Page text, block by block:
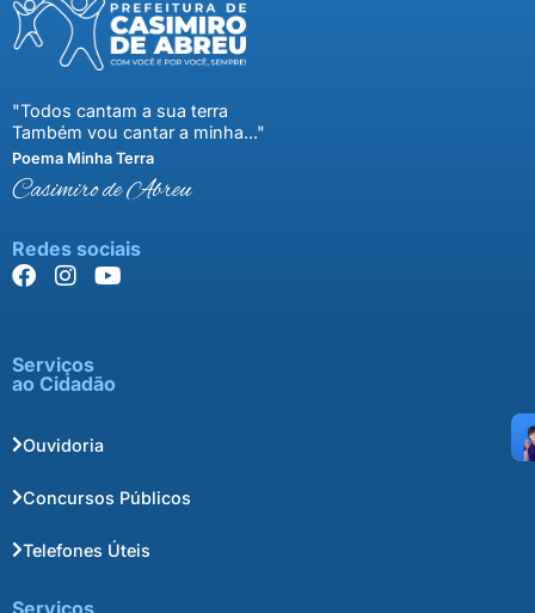
"Todos cantam a sua terra
Também vou cantar a minha..."
Poema Minha Terra
Casimiro de Abreu
Redes sociais
Serviços
ao Cidadão
Ouvidoria
Concursos Públicos
Telefones Úteis